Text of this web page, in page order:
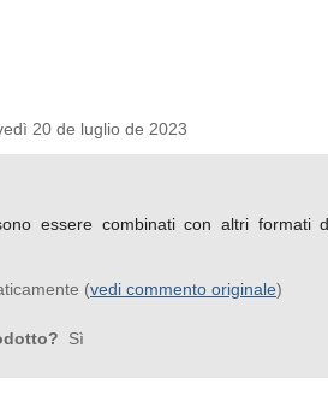
20 de luglio de 2023
essere combinati con altri
(vedi commento originale)
Sì